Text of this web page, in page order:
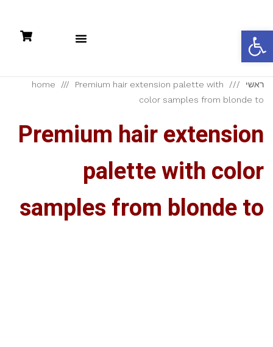
ראשי home
Premium hair extension palette with
color samples from blonde to
Premium hair extension
palette with color
samples from blonde to
פתח סרגל נגישות